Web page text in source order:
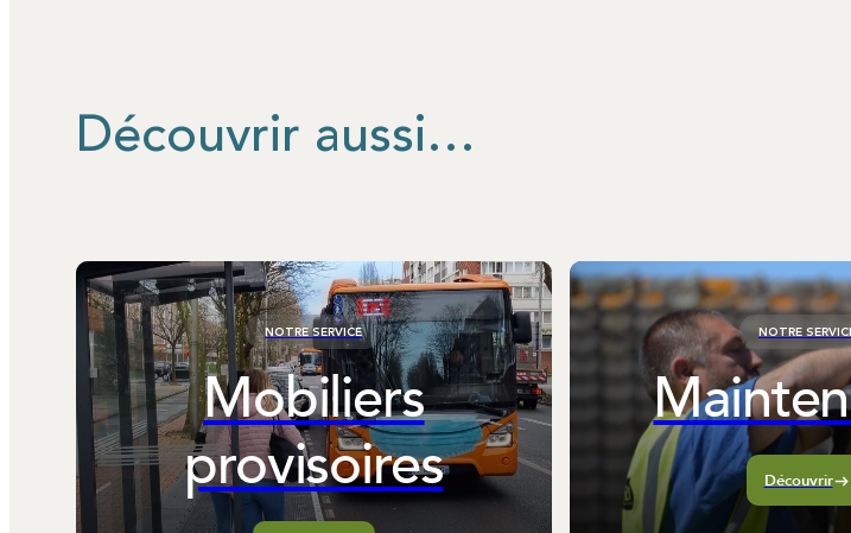
Découvrir aussi…
NOTRE SERVICE
Mobiliers
provisoires
NOTRE
Découvrir